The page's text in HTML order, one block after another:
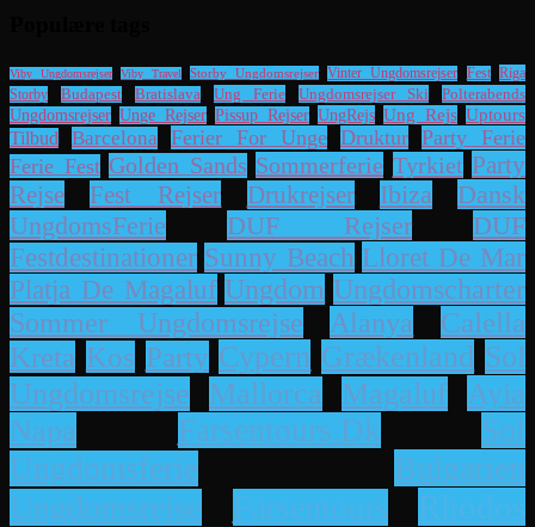
Viby Ungdomsrejser Viby Travel Storby Ungdomsrejser Vinter Ungdomsrejser Fest Riga
Storby
Budapest Bratislava Ung Ferie Ungdomsrejser Ski
Polterabends
Ungdomsrejser Unge Rejser Pissup Rejser UngRejs Ung Rejs Uptours
Tilbud Barcelona Ferier For Unge Druktur Party Ferie
Ferie Fest Golden Sands Sommerferie Tyrkiet Party
Rejse
Fest Rejser Drukrejser Ibiza
Dansk
UngdomsFerie
DUF Rejser
DUF
Festdestinationer Sunny Beach Lloret De Mar
Platja De Magaluf Ungdom Ungdomscharter
Sommer Ungdomsrejse
Alanya
Calella
Kreta Kos Party Cypern Grækenland Sol
Ungdomsrejse
Mallorca Magaluf
Ayia
Napa
Farsentours.dk
Sol
Ungdomsferie
Bulgarien
Ungdomsrejse
Farsentours Rhodos